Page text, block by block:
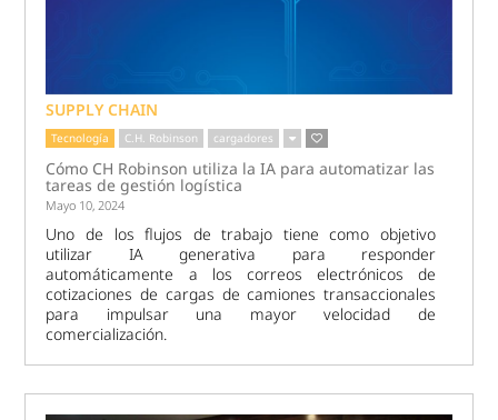
SUPPLY CHAIN
Tecnología C.H. Robinson cargadores
Cómo CH Robinson utiliza la IA para automatizar las
tareas de gestión logística
Mayo 10, 2024
Uno de los flujos de trabajo tiene como objetivo
utilizar IA generativa para responder
automáticamente a los correos electrónicos de
cotizaciones de cargas de camiones transaccionales
para impulsar una mayor velocidad de
comercialización.